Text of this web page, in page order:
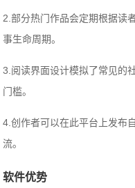
2.部分热门作品会定期根据读
事生命周期。
3.阅读界面设计模拟了常见的
门槛。
4.创作者可以在此平台上发布
流。
软件优势